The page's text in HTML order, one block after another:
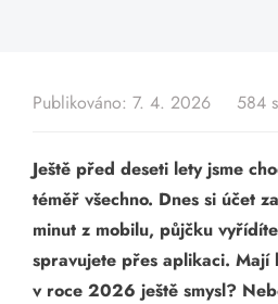
Publikováno: 7. 4. 2026 584
Ještě před deseti lety jsme
téměř všechno. Dnes si účet
minut z mobilu, půjčku
spravujete přes aplikaci. Mají
v roce 2026 ještě smysl?